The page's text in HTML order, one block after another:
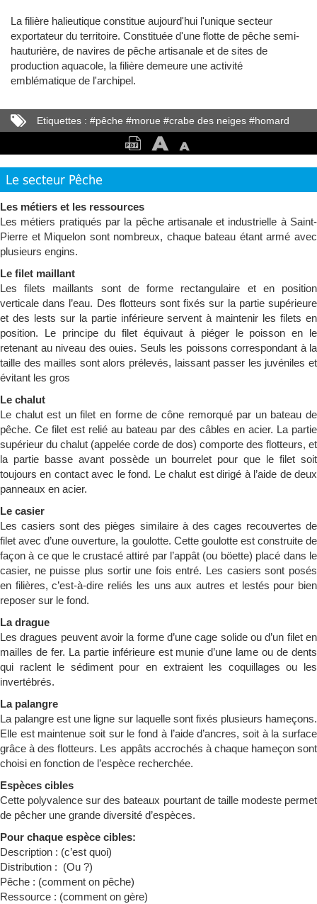
La filière halieutique constitue aujourd'hui l'unique secteur
exportateur du territoire. Constituée d'une flotte de pêche semi-
hauturière, de navires de pêche artisanale et de sites de
production aquacole, la filière demeure une activité
emblématique de l'archipel.
Etiquettes : #pêche #morue #crabe des neiges #homard
coquilles Saint-Jacques
Le secteur Pêche
Les métiers et les ressources
Les métiers pratiqués par la pêche artisanale et industrielle à Saint-
Pierre et Miquelon sont nombreux, chaque bateau étant armé avec
plusieurs engins.
Le filet maillant
Les filets maillants sont de forme rectangulaire et en position
verticale dans l’eau. Des flotteurs sont fixés sur la partie supérieure
et des lests sur la partie inférieure servent à maintenir les filets en
position. Le principe du filet équivaut à piéger le poisson en le
retenant au niveau des ouies. Seuls les poissons correspondant à la
taille des mailles sont alors prélevés, laissant passer les juvéniles et
évitant les gros
Le chalut
Le chalut est un filet en forme de cône remorqué par un bateau de
pêche. Ce filet est relié au bateau par des câbles en acier. La partie
supérieur du chalut (appelée corde de dos) comporte des flotteurs, et
la partie basse avant possède un bourrelet pour que le filet soit
toujours en contact avec le fond. Le chalut est dirigé à l’aide de deux
panneaux en acier.
Le casier
Les casiers sont des pièges similaire à des cages recouvertes de
filet avec d’une ouverture, la goulotte. Cette goulotte est construite de
façon à ce que le crustacé attiré par l’appât (ou böette) placé dans le
casier, ne puisse plus sortir une fois entré. Les casiers sont posés
en filières, c’est-à-dire reliés les uns aux autres et lestés pour bien
reposer sur le fond.
La drague
Les dragues peuvent avoir la forme d’une cage solide ou d’un filet en
mailles de fer. La partie inférieure est munie d’une lame ou de dents
qui raclent le sédiment pour en extraient les coquillages ou les
invertébrés.
La palangre
La palangre est une ligne sur laquelle sont fixés plusieurs hameçons.
Elle est maintenue soit sur le fond à l’aide d’ancres, soit à la surface
grâce à des flotteurs. Les appâts accrochés à chaque hameçon sont
choisi en fonction de l’espèce recherchée.
Espèces cibles
Cette polyvalence sur des bateaux pourtant de taille modeste permet
de pêcher une grande diversité d’espèces.
Pour chaque espèce cibles:
Description : (c’est quoi)
Distribution : (Ou ?)
Pêche : (comment on pêche)
Ressource : (comment on gère)